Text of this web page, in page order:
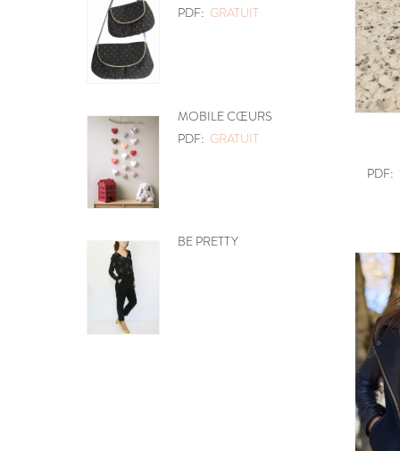
PDF: GRATUIT
MOBILE CŒURS
PDF: GRATUIT
BE PRETTY
PDF: